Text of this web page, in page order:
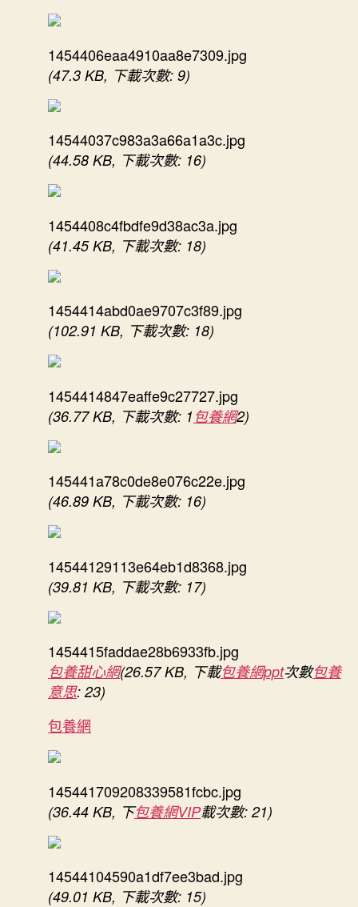
1454406eaa4910aa8e7309.jpg
(47.3 KB, 下載次數: 9)
14544037c983a3a66a1a3c.jpg
(44.58 KB, 下載次數: 16)
1454408c4fbdfe9d38ac3a.jpg
(41.45 KB, 下載次數: 18)
1454414abd0ae9707c3f89.jpg
(102.91 KB, 下載次數: 18)
1454414847eaffe9c27727.jpg
(36.77 KB, 下載次數: 1 包養網2)
145441a78c0de8e076c22e.jpg
(46.89 KB, 下載次數: 16)
14544129113e64eb1d8368.jpg
(39.81 KB, 下載次數: 17)
1454415faddae28b6933fb.jpg
包養甜心網(26.57 KB, 下載包養網ppt次數包養
意思: 23)
包養網
145441709208339581fcbc.jpg
(36.44 KB, 下包養網VIP載次數: 21)
14544104590a1df7ee3bad.jpg
(49.01 KB, 下載次數: 15)